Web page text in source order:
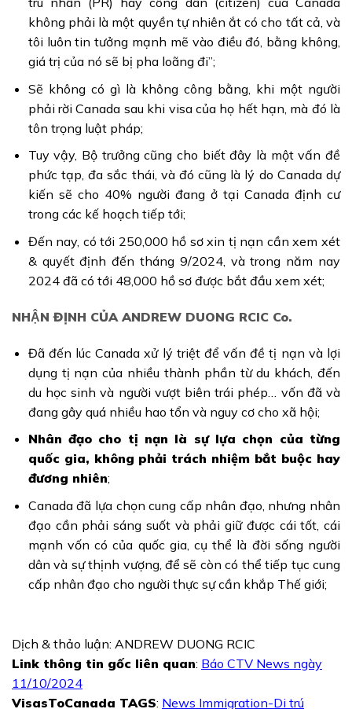
không phải là một quyền tự nhiên ắt có cho tất cả, và
tôi luôn tin tưởng mạnh mẽ vào điều đó, bằng không,
giá trị của nó sẽ bị pha loãng đi”;
Sẽ không có gì là không công bằng, khi một người
phải rời Canada sau khi visa của họ hết hạn, mà đó là
tôn trọng luật pháp;
Tuy vậy, Bộ trưởng cũng cho biết đây là một vấn đề
phức tạp, đa sắc thái, và đó cũng là lý do Canada dự
kiến sẽ cho 40% người đang ở tại Canada định cư
trong các kế hoạch tiếp tới;
Đến nay, có tới 250,000 hồ sơ xin tị nạn cần xem xét
& quyết định đến tháng 9/2024, và trong năm nay
2024 đã có tới 48,000 hồ sơ được bắt đầu xem xét;
NHẬN ĐỊNH CỦA ANDREW DUONG RCIC Co.
Đã đến lúc Canada xử lý triệt để vấn đề tị nạn và lợi
dụng tị nạn của nhiều thành phần từ du khách, đến
du học sinh và người vượt biên trái phép… vốn đã và
đang gây quá nhiều hao tổn và nguy cơ cho xã hội;
Nhân đạo cho tị nạn là sự lựa chọn của từng
quốc gia, không phải trách nhiệm bắt buộc hay
đương nhiên;
Canada đã lựa chọn cung cấp nhân đạo, nhưng nhân
đạo cần phải sáng suốt và phải giữ được cái tốt, cái
mạnh vốn có của quốc gia, cụ thể là đời sống người
dân và sự thịnh vượng, để sẽ còn có thể tiếp tục cung
cấp nhân đạo cho người thực sự cần khắp Thế giới;
Dịch & thảo luận: ANDREW DUONG RCIC
Link thông tin gốc liên quan: Báo CTV News ngày
11/10/2024
VisasToCanada TAGS: News Immigration-Di trú